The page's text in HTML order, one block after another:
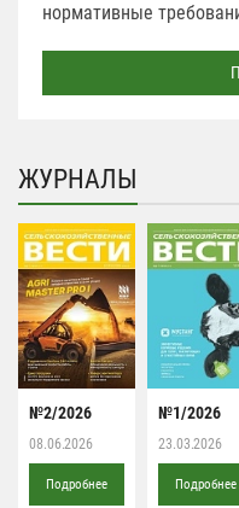
нормативные
ЖУРНАЛЫ
№2/2026
08.06.2026
Подробнее
№1/2026
23.03.2026
Подробнее